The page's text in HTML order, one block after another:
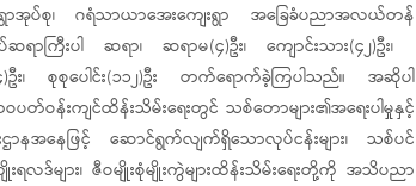
အုပ်စု၊ ဂရံသာယာ​အေးကျေးရွာ ​အ​ခြေခံပညာအလယ်တန်
ာကြီးပါ ဆရာ၊ ဆရာမ(၄)ဦး၊ ​ကျောင်းသား(၄၂)ဦး၊
)ဦး၊ စုစုပေါင်း(၁၁၂)ဦး တက်ရောက်ခဲ့ကြပါသည်။ ‎အဆိုပါ
တ်ဝန်းကျင်ထိန်းသိမ်းရေးတွင် သစ်တောများ၏အရေးပါမှုနှင့်
ဌာနအနေဖြင့် ဆောင်ရွက်လျက်ရှိသောလုပ်ငန်းများ၊ သစ်ပင်
းရလဒ်များ၊ ဇီဝမျိုးစုံမျိုးကွဲများထိန်းသိမ်းရေးတို့ကို အသိပညာ